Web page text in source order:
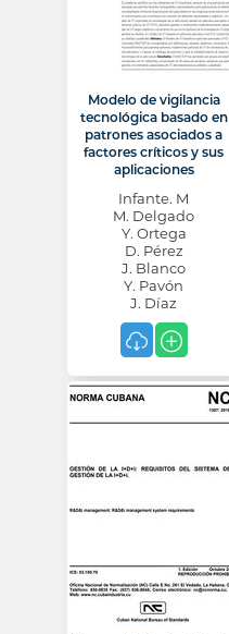
Modelo de vigilancia
tecnológica basado en
patrones asociados a
factores críticos y sus
aplicaciones
Infante. M
M. Delgado
Y. Ortega
D. Pérez
J. Blanco
Y. Pavón
J. Díaz